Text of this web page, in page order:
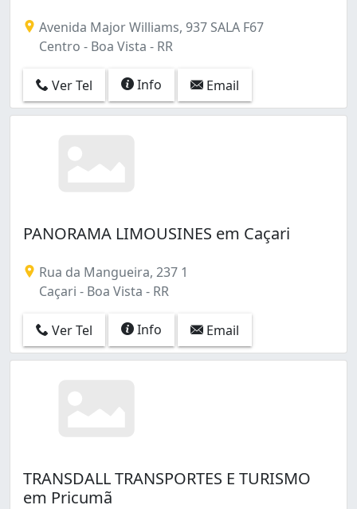
Avenida Major Williams, 937 SALA F67
Centro - Boa Vista - RR
Ver Tel Info Email
PANORAMA LIMOUSINES em Caçari
Rua da Mangueira, 237 1
Caçari - Boa Vista - RR
Ver Tel Info Email
TRANSDALL TRANSPORTES E TURISMO
em Pricumã